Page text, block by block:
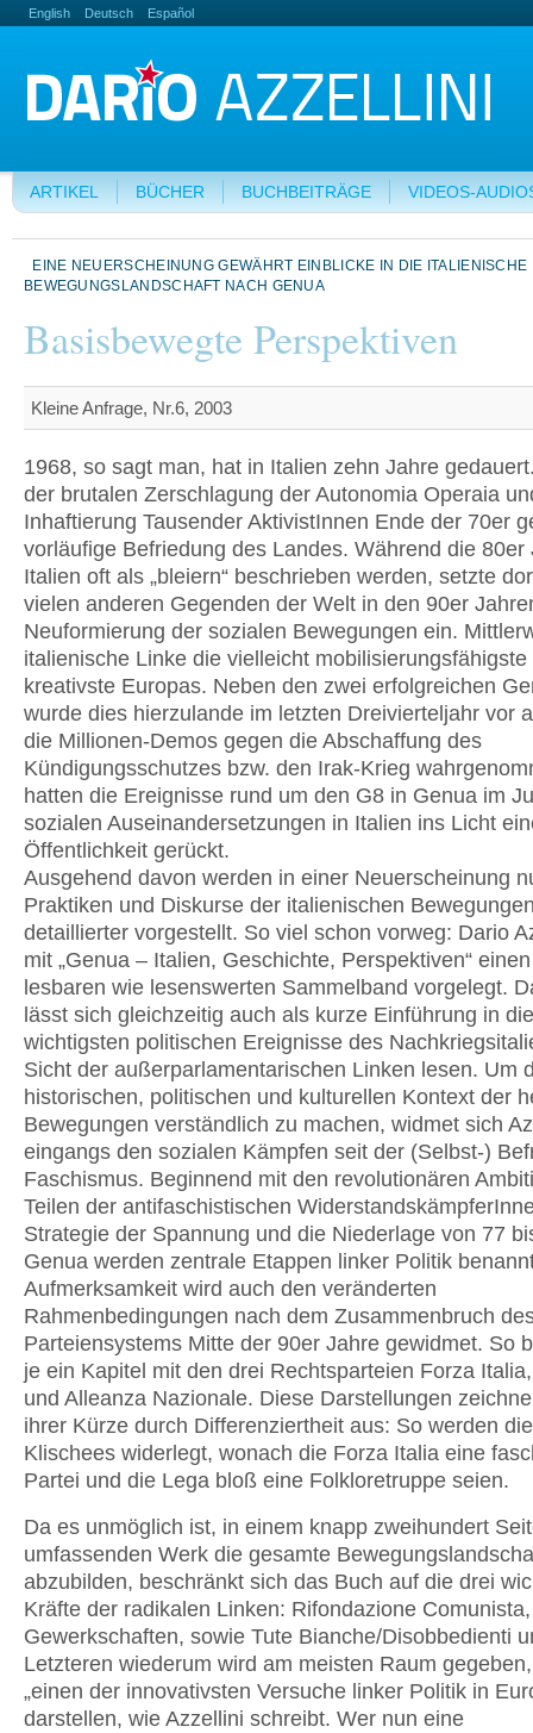
English Deutsch Español
ARTIKEL BÜCHER BUCHBEITRÄGE VIDEOS-
EINE NEUERSCHEINUNG GEWÄHRT EINBLICKE IN DIE ITALIENISCHE
BEWEGUNGSLANDSCHAFT NACH GENUA
Basisbewegte Perspektiven
Kleine Anfrage, Nr.6, 2003
1968, so sagt man, hat in Italien zehn Jahre
der brutalen Zerschlagung der Autonomia Operaia
Inhaftie­rung Tausender AktivistInnen Ende der 70er
vorläufige Befriedung des Landes. Während die 80er
Italien oft als „bleiern“ beschrieben werden, setzte
vielen anderen Gegenden der Welt in den 90er
Neuformierung der sozialen Bewegungen ein.
italienische Linke die vielleicht mobilisierungsfähigste
kreativste Europas. Neben den zwei erfolgreichen
wurde dies hierzulande im letzten Dreivierteljahr vor
die Millionen-Demos gegen die Abschaffung des
Kündigungsschutzes bzw. den Irak-Krieg
hatten die Ereignisse rund um den G8 in Genua im
sozialen Auseinandersetzungen in Italien ins Licht
Öffentlichkeit gerückt.
Ausgehend davon werden in einer Neuerscheinung
Praktiken und Diskurse der italienischen
detaillierter vorgestellt. So viel schon vorweg: Dario
mit „Genua – Italien, Geschichte, Perspektiven“
lesbaren wie lesenswerten Sammelband vorgelegt.
lässt sich gleichzeitig auch als kurze Einführung in die
wichtigsten politischen Ereignisse des
Sicht der außerparlamentarischen Linken lesen. Um
historischen, politischen und kulturellen Kontext der
Bewegungen verständlich zu machen, widmet sich
eingangs den sozialen Kämpfen seit der (Selbst-)
Faschismus. Beginnend mit den revolutionären
Teilen der antifaschistischen
Strategie der Spannung und die Niederlage von 77
Genua werden zentrale Etappen linker Politik
Aufmerksamkeit wird auch den veränderten
Rahmenbedingungen nach dem Zusammenbruch
Parteiensystems Mitte der 90er Jahre gewidmet. So
je ein Kapitel mit den drei Rechtsparteien Forza
und Alleanza Nazionale. Diese Darstellungen
ihrer Kürze durch Differenziertheit aus: So werden
Klischees widerlegt, wonach die Forza Italia eine
Partei und die Lega bloß eine Folkloretruppe seien.
Da es unmöglich ist, in einem knapp zweihundert
umfassenden Werk die gesamte
abzubilden, beschränkt sich das Buch auf die drei
Kräfte der radikalen Linken: Rifondazione
Gewerkschaften, sowie Tute Bianche/Disobbedienti
Letzteren wiederum wird am meisten Raum
„einen der innovativsten Versuche linker Politik in
darstellen, wie Azzellini schreibt. Wer nun eine